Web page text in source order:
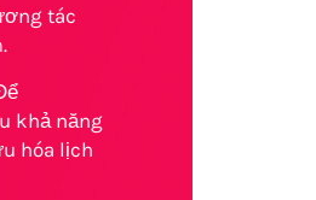
tác
khả năng
hóa lịch